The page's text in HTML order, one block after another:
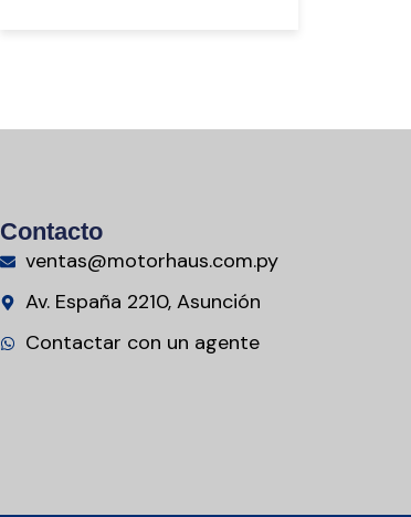
Contacto
ventas@motorhaus.com.py
Av. España 2210, Asunción
Contactar con un agente